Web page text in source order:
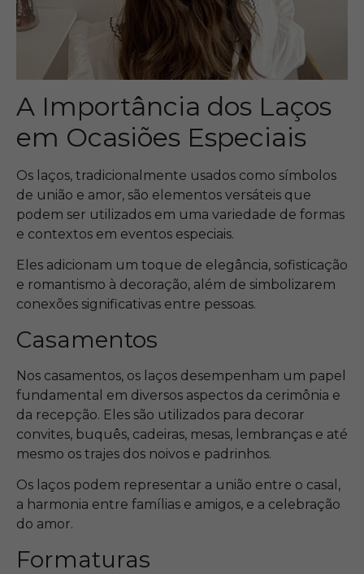
A Importância dos Laços
em Ocasiões Especiais
Os laços, tradicionalmente usados como símbolos
de união e amor, são elementos versáteis que
podem ser utilizados em uma variedade de formas
e contextos em eventos especiais.
Eles adicionam um toque de elegância, sofisticação
e romantismo à decoração, além de simbolizarem
conexões significativas entre pessoas.
Casamentos
Nos casamentos, os laços desempenham um papel
fundamental em diversos aspectos da cerimônia e
da recepção. Eles são utilizados para decorar
convites, buquês, cadeiras, mesas, lembranças e até
mesmo os trajes dos noivos e padrinhos.
Os laços podem representar a união entre o casal,
a harmonia entre famílias e amigos, e a celebração
do amor.
Formaturas